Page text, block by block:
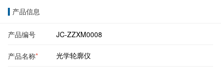
产品信息
产品编号
产品名称*